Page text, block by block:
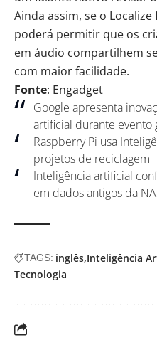
Ainda assim, se o
poderá permitir que os
em áudio compartilhem
com maior facilidade.
Fonte: Engadget
Google apresenta
artificial durante evento
Raspberry Pi usa
projetos de reciclagem
Inteligência artificial
em dados antigos da
TAGS: inglês Inteligência
Tecnologia